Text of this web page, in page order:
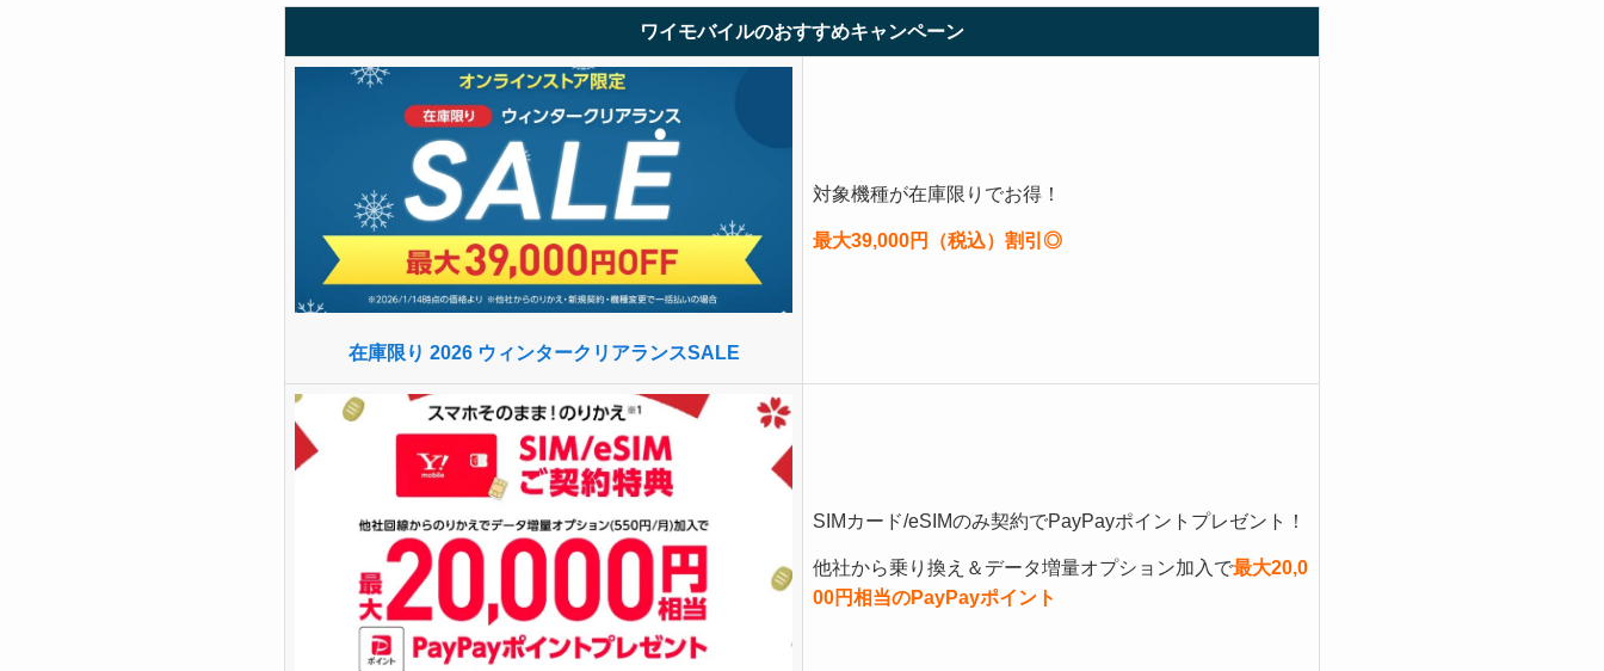
ワイモバイルのおすすめキャンペーン
在庫限り 2026 ウィンタークリアランスSALE
対象機種が在庫限りでお得！
最大39,000円（税込）割引◎
SIMカード/eSIMのみ契約でPayPayポイントプレゼント！
他社から乗り換え＆データ増量オプション加入で最大20,0
00円相当のPayPayポイント